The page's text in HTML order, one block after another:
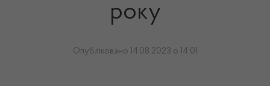
року
Опубліковано 14.08.2023 о 14:01